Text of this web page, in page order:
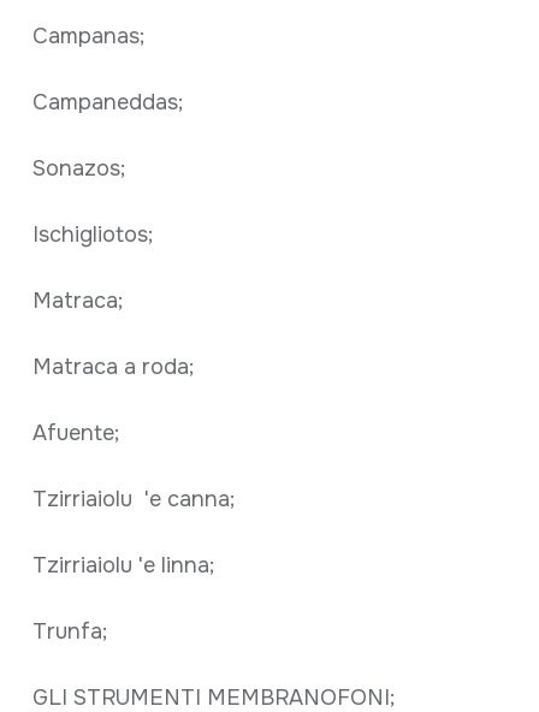
Campanas;
Campaneddas;
Sonazos;
Ischigliotos;
Matraca;
Matraca a roda;
Afuente;
Tzirriaiolu 'e canna;
Tzirriaiolu 'e linna;
Trunfa;
GLI STRUMENTI MEMBRANOFONI;